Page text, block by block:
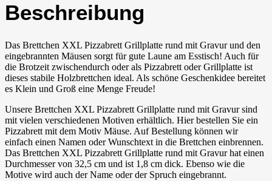
Beschreibung
Das Brettchen XXL Pizzabrett Grillplatte rund mit Gravur und den
eingebrannten Mäusen sorgt für gute Laune am Esstisch! Auch für
die Brotzeit zwischendurch oder als Pizzabrett oder Grillplatte ist
dieses stabile Holzbrettchen ideal. Als schöne Geschenkidee bereitet
es Klein und Groß eine Menge Freude!
Unsere Brettchen XXL Pizzabrett Grillplatte rund mit Gravur sind
mit vielen verschiedenen Motiven erhältlich. Hier bestellen Sie ein
Pizzabrett mit dem Motiv Mäuse. Auf Bestellung können wir
einfach einen Namen oder Wunschtext in die Brettchen einbrennen.
Das Brettchen XXL Pizzabrett Grillplatte rund mit Gravur hat einen
Durchmesser von 32,5 cm und ist 1,8 cm dick. Ebenso wie die
Motive wird auch der Name oder der Spruch eingebrannt.